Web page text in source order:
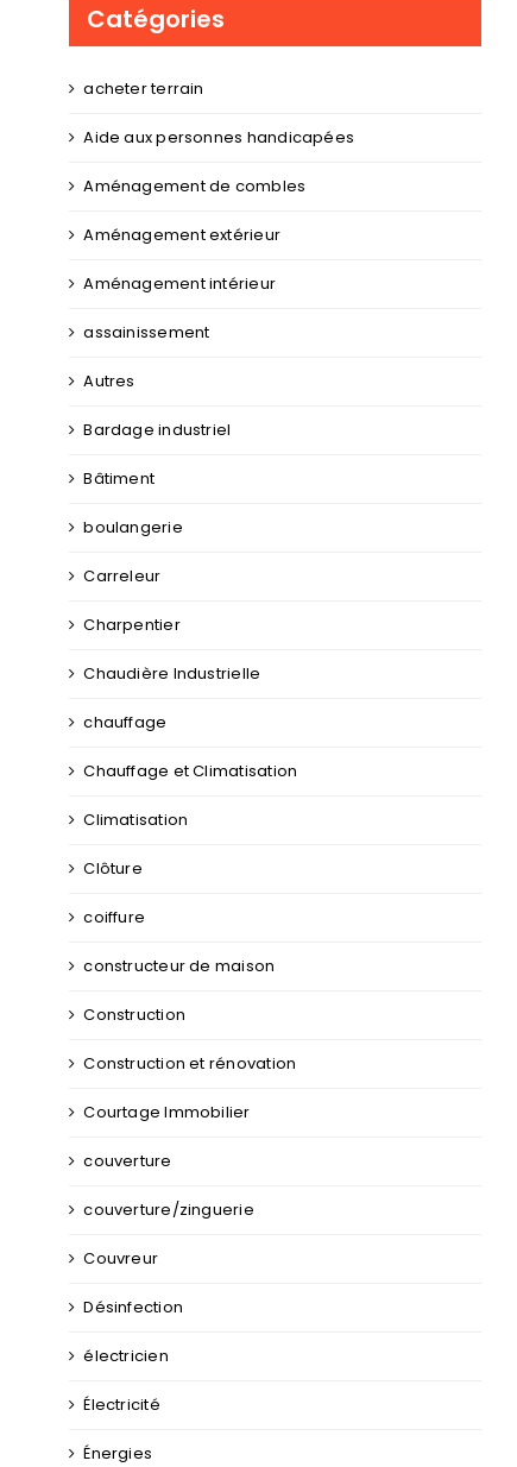
Catégories
acheter terrain
Aide aux personnes handicapées
Aménagement de combles
Aménagement extérieur
Aménagement intérieur
assainissement
Autres
Bardage industriel
Bâtiment
boulangerie
Carreleur
Charpentier
Chaudière Industrielle
chauffage
Chauffage et Climatisation
Climatisation
Clôture
coiffure
constructeur de maison
Construction
Construction et rénovation
Courtage Immobilier
couverture
couverture/zinguerie
Couvreur
Désinfection
électricien
Électricité
Énergies